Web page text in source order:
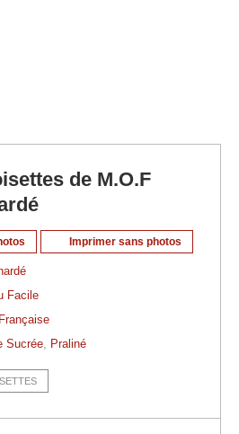
de M.O.F
Imprimer sans photos
Facile
Sucrée Praliné